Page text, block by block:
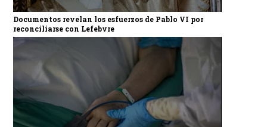
Documentos revelan los esfuerzos de Pablo VI por
reconciliarse con Lefebvre